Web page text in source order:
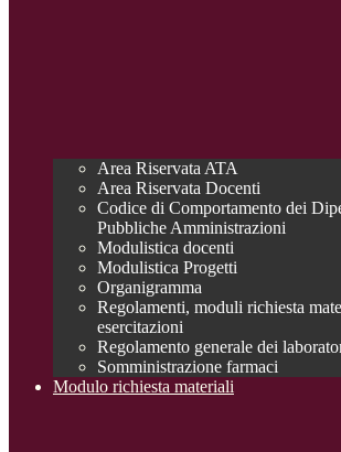
Area Riservata ATA
Area Riservata Docenti
Codice di Comportamento dei
Pubbliche Amministrazioni
Modulistica docenti
Modulistica Progetti
Organigramma
Regolamenti, moduli richiesta
esercitazioni
Regolamento generale dei
Somministrazione farmaci
Modulo richiesta materiali